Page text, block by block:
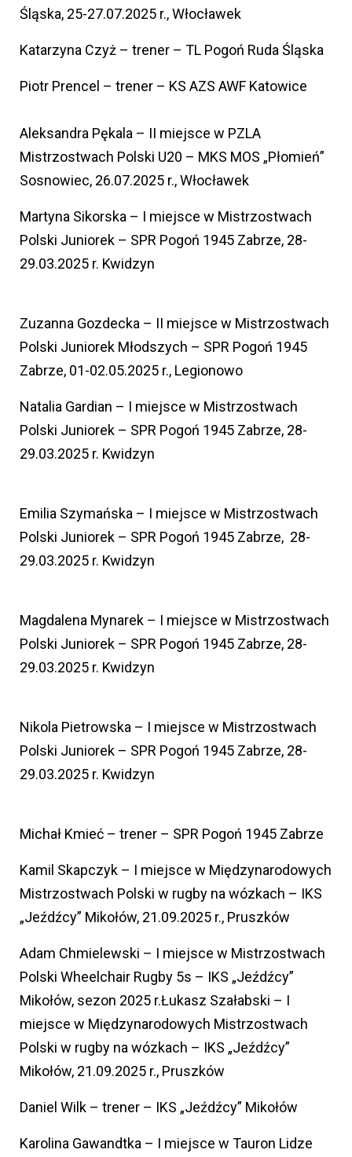
Śląska, 25-27.07.2025 r., Włocławek
Katarzyna Czyż – trener – TL Pogoń Ruda Śląska
Piotr Prencel – trener – KS AZS AWF Katowice
Aleksandra Pękala – II miejsce w PZLA
Mistrzostwach Polski U20 – MKS MOS „Płomień”
Sosnowiec, 26.07.2025 r., Włocławek
Martyna Sikorska – I miejsce w Mistrzostwach
Polski Juniorek – SPR Pogoń 1945 Zabrze, 28-
29.03.2025 r. Kwidzyn
Zuzanna Gozdecka – II miejsce w Mistrzostwach
Polski Juniorek Młodszych – SPR Pogoń 1945
Zabrze, 01-02.05.2025 r., Legionowo
Natalia Gardian – I miejsce w Mistrzostwach
Polski Juniorek – SPR Pogoń 1945 Zabrze, 28-
29.03.2025 r. Kwidzyn
Emilia Szymańska – I miejsce w Mistrzostwach
Polski Juniorek – SPR Pogoń 1945 Zabrze, 28-
29.03.2025 r. Kwidzyn
Magdalena Mynarek – I miejsce w Mistrzostwach
Polski Juniorek – SPR Pogoń 1945 Zabrze, 28-
29.03.2025 r. Kwidzyn
Nikola Pietrowska – I miejsce w Mistrzostwach
Polski Juniorek – SPR Pogoń 1945 Zabrze, 28-
29.03.2025 r. Kwidzyn
Michał Kmieć – trener – SPR Pogoń 1945 Zabrze
Kamil Skapczyk – I miejsce w Międzynarodowych
Mistrzostwach Polski w rugby na wózkach – IKS
„Jeźdźcy” Mikołów, 21.09.2025 r., Pruszków
Adam Chmielewski – I miejsce w Mistrzostwach
Polski Wheelchair Rugby 5s – IKS „Jeźdźcy”
Mikołów, sezon 2025 r.Łukasz Szałabski – I
miejsce w Międzynarodowych Mistrzostwach
Polski w rugby na wózkach – IKS „Jeźdźcy”
Mikołów, 21.09.2025 r., Pruszków
Daniel Wilk – trener – IKS „Jeźdźcy” Mikołów
Karolina Gawandtka – I miejsce w Tauron Lidze